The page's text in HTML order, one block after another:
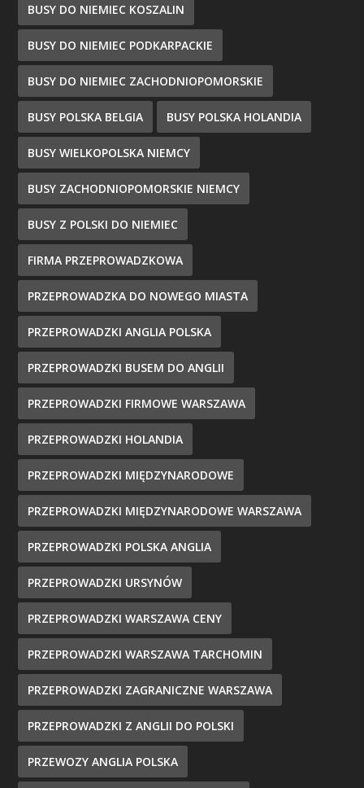
BUSY DO NIEMIEC KOSZALIN
BUSY DO NIEMIEC PODKARPACKIE
BUSY DO NIEMIEC ZACHODNIOPOMORSKIE
BUSY POLSKA BELGIA BUSY POLSKA HOLANDIA
BUSY WIELKOPOLSKA NIEMCY
BUSY ZACHODNIOPOMORSKIE NIEMCY
BUSY Z POLSKI DO NIEMIEC
FIRMA PRZEPROWADZKOWA
PRZEPROWADZKA DO NOWEGO MIASTA
PRZEPROWADZKI ANGLIA POLSKA
PRZEPROWADZKI BUSEM DO ANGLII
PRZEPROWADZKI FIRMOWE WARSZAWA
PRZEPROWADZKI HOLANDIA
PRZEPROWADZKI MIĘDZYNARODOWE
PRZEPROWADZKI MIĘDZYNARODOWE WARSZAWA
PRZEPROWADZKI POLSKA ANGLIA
PRZEPROWADZKI URSYNÓW
PRZEPROWADZKI WARSZAWA CENY
PRZEPROWADZKI WARSZAWA TARCHOMIN
PRZEPROWADZKI ZAGRANICZNE WARSZAWA
PRZEPROWADZKI Z ANGLII DO POLSKI
PRZEWOZY ANGLIA POLSKA